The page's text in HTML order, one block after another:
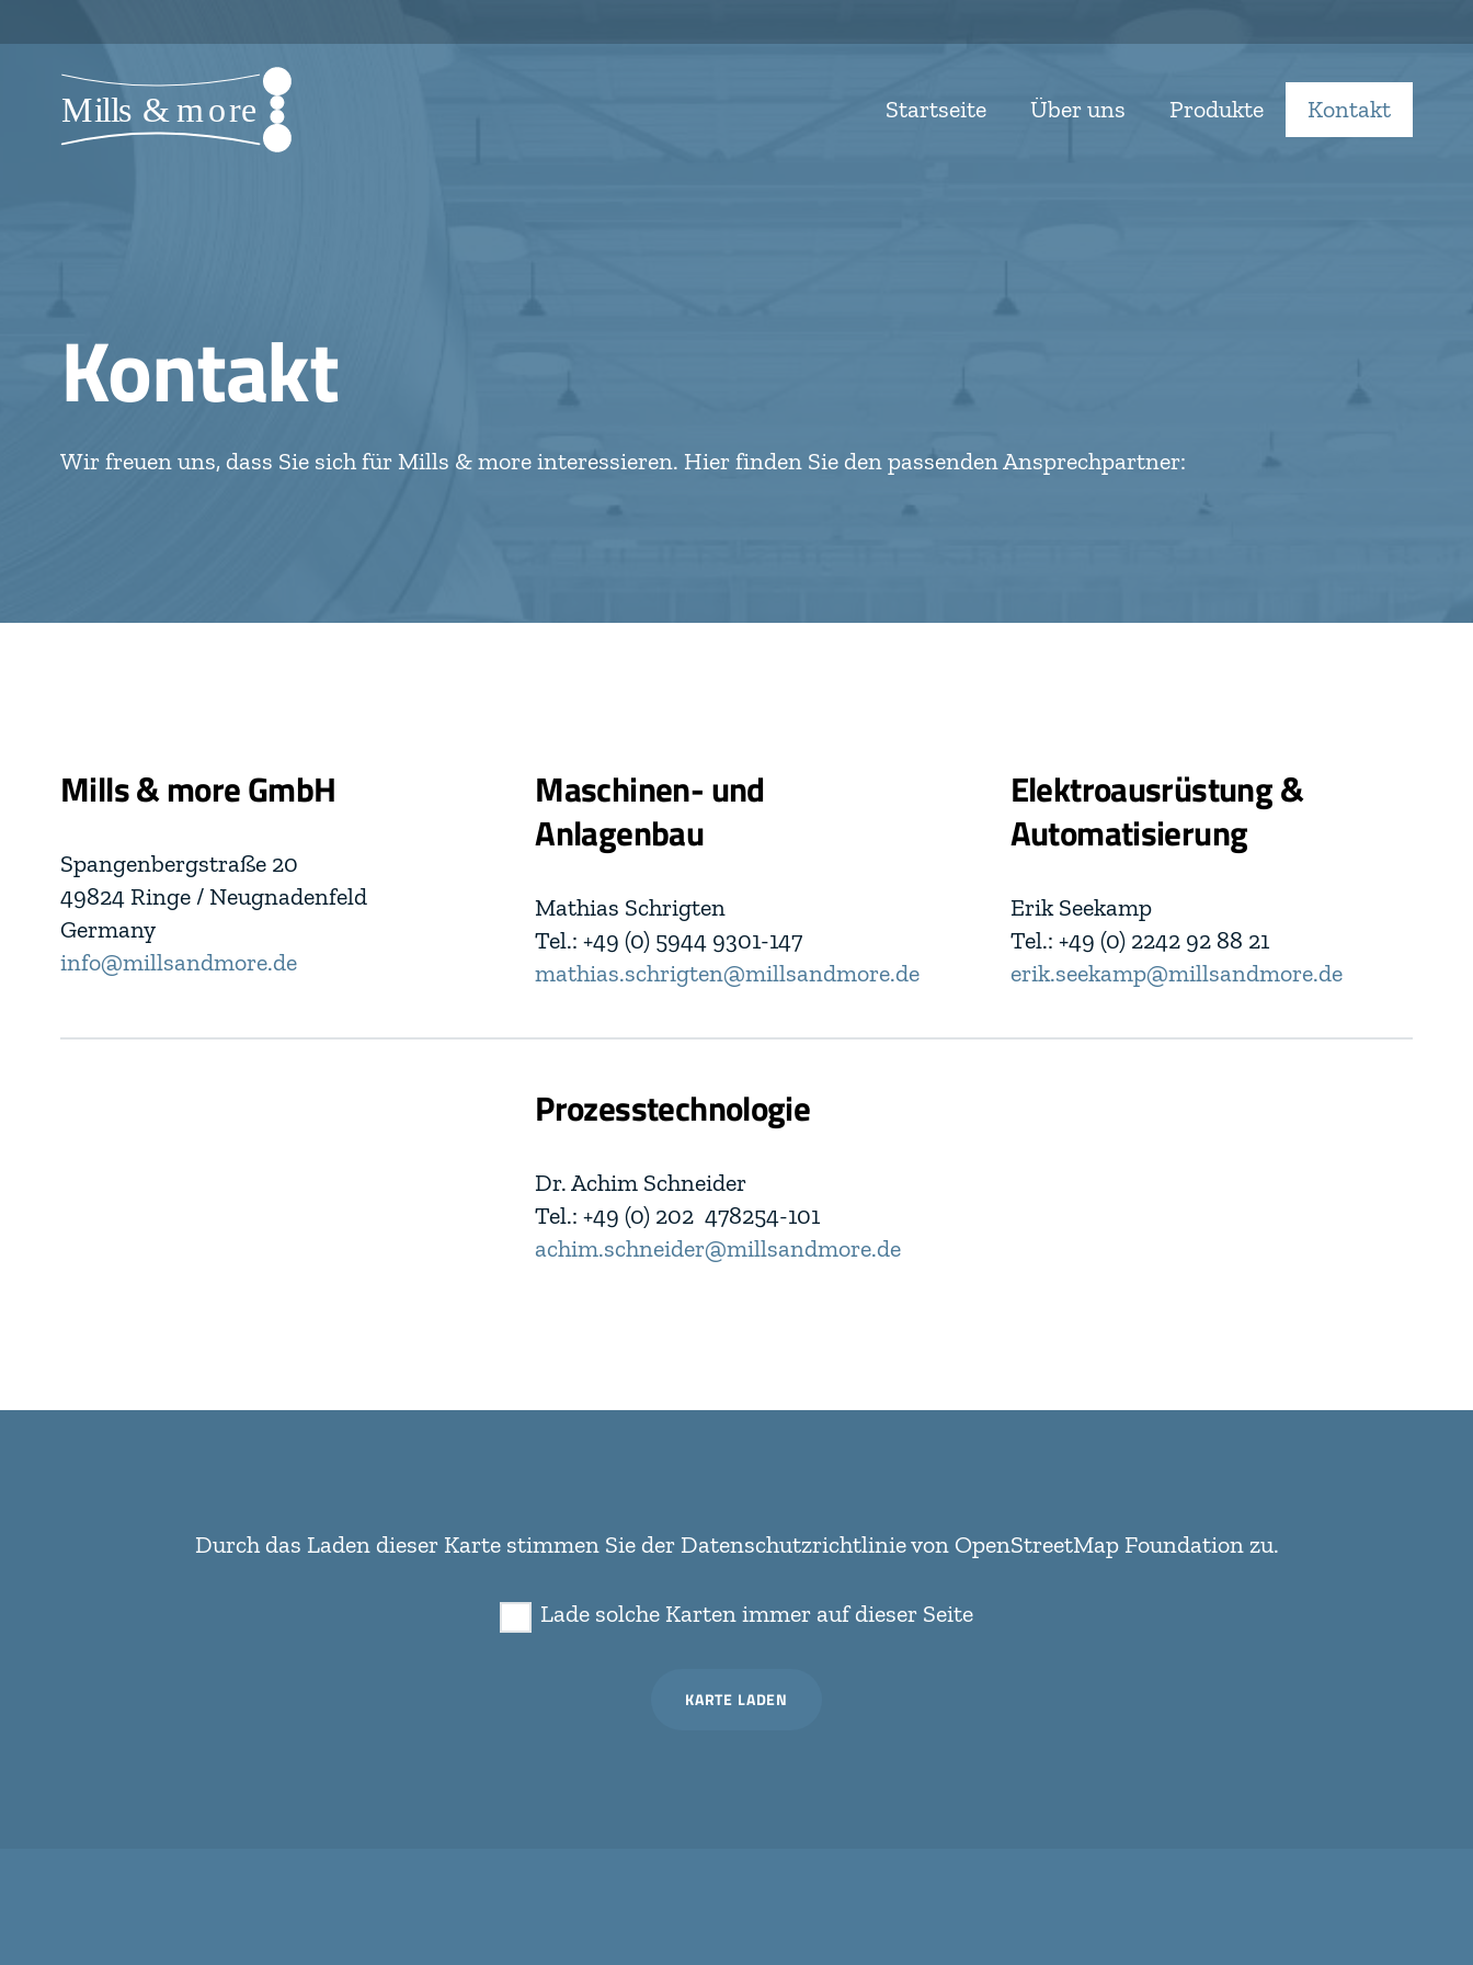
Startseite Über uns Produkte Kontakt
Kontakt
Wir freuen uns, dass Sie sich für Mills & more interessieren. Hier finden Sie den passenden Ansprechpartner:
Mills & more GmbH
Spangenbergstraße 20
49824 Ringe / Neugnadenfeld
Germany
info@millsandmore.de
Maschinen- und
Anlagenbau
Mathias Schrigten
Tel.: +49 (0) 5944 9301-147
mathias.schrigten@millsandmore.de
Elektroausrüstung &
Automatisierung
Erik Seekamp
Tel.: +49 (0) 2242 92 88 21
erik.seekamp@millsandmore.de
Prozesstechnologie
Dr. Achim Schneider
Tel.: +49 (0) 202 478254-101
achim.schneider@millsandmore.de
Durch das Laden dieser Karte stimmen Sie der Datenschutzrichtlinie von OpenStreetMap Foundationzu.
Lade solche Karten immer auf dieser Seite
KARTE LADEN